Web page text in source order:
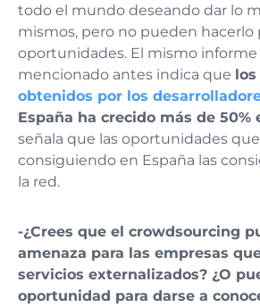
todo el mundo deseando dar lo
mismos, pero no pueden hacerlo
oportunidades. El mismo informe
mencionado antes indica que los
obtenidos por los
España ha crecido más de 50%
señala que las oportunidades
consiguiendo en España las
la red.
-¿Crees que el crowdsourcing
amenaza para las empresas
servicios externalizados? ¿O
oportunidad para darse a